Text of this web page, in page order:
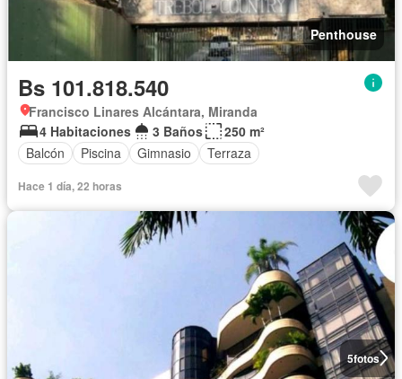
Penthouse
Bs 101.818.540
Francisco Linares Alcántara, Miranda
4 Habitaciones
3 Baños
250 m²
Balcón
Piscina Gimnasio Terraza
Hace 1 día, 22 horas
5fotos